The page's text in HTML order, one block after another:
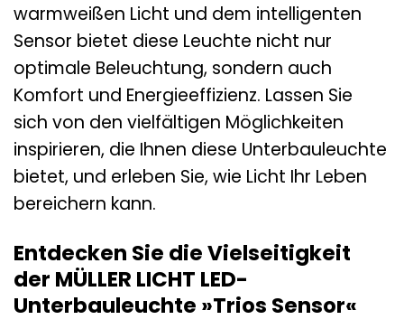
warmweißen Licht und dem intelligenten
Sensor bietet diese Leuchte nicht nur
optimale Beleuchtung, sondern auch
Komfort und Energieeffizienz. Lassen Sie
sich von den vielfältigen Möglichkeiten
inspirieren, die Ihnen diese Unterbauleuchte
bietet, und erleben Sie, wie Licht Ihr Leben
bereichern kann.
Entdecken Sie die Vielseitigkeit
der MÜLLER LICHT LED-
Unterbauleuchte »Trios Sensor«